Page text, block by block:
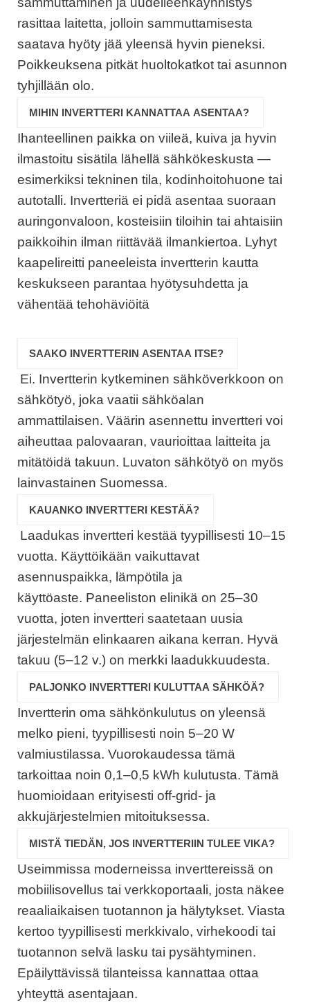
rasittaa laitetta, jolloin sammuttamisesta
saatava hyöty jää yleensä hyvin pieneksi.
Poikkeuksena pitkät huoltokatkot tai asunnon
tyhjillään olo.
MIHIN INVERTTERI KANNATTAA ASENTAA?
Ihanteellinen paikka on viileä, kuiva ja hyvin
ilmastoitu sisätila lähellä sähkökeskusta —
esimerkiksi tekninen tila, kodinhoitohuone tai
autotalli. Invertteriä ei pidä asentaa suoraan
auringonvaloon, kosteisiin tiloihin tai ahtaisiin
paikkoihin ilman riittävää ilmankiertoa. Lyhyt
kaapelireitti paneeleista invertterin kautta
keskukseen parantaa hyötysuhdetta ja
vähentää tehohäviöitä
SAAKO INVERTTERIN ASENTAA ITSE?
Ei. Invertterin kytkeminen sähköverkkoon on
sähkötyö, joka vaatii sähköalan
ammattilaisen. Väärin asennettu invertteri voi
aiheuttaa palovaaran, vaurioittaa laitteita ja
mitätöidä takuun. Luvaton sähkötyö on myös
lainvastainen Suomessa.
KAUANKO INVERTTERI KESTÄÄ?
Laadukas invertteri kestää tyypillisesti 10–15
vuotta. Käyttöikään vaikuttavat
asennuspaikka, lämpötila ja
käyttöaste. Paneeliston elinikä on 25–30
vuotta, joten invertteri saatetaan uusia
järjestelmän elinkaaren aikana kerran. Hyvä
takuu (5–12 v.) on merkki laadukkuudesta.
PALJONKO INVERTTERI KULUTTAA SÄHKÖÄ?
Invertterin oma sähkönkulutus on yleensä
melko pieni, tyypillisesti noin 5–20 W
valmiustilassa. Vuorokaudessa tämä
tarkoittaa noin 0,1–0,5 kWh kulutusta. Tämä
huomioidaan erityisesti off-grid- ja
akkujärjestelmien mitoituksessa.
MISTÄ TIEDÄN, JOS INVERTTERIIN TULEE VIKA?
Useimmissa moderneissa inverttereissä on
mobiilisovellus tai verkkoportaali, josta näkee
reaaliaikaisen tuotannon ja hälytykset. Viasta
kertoo tyypillisesti merkkivalo, virhekoodi tai
tuotannon selvä lasku tai pysähtyminen.
Epäilyttävissä tilanteissa kannattaa ottaa
yhteyttä asentajaan.